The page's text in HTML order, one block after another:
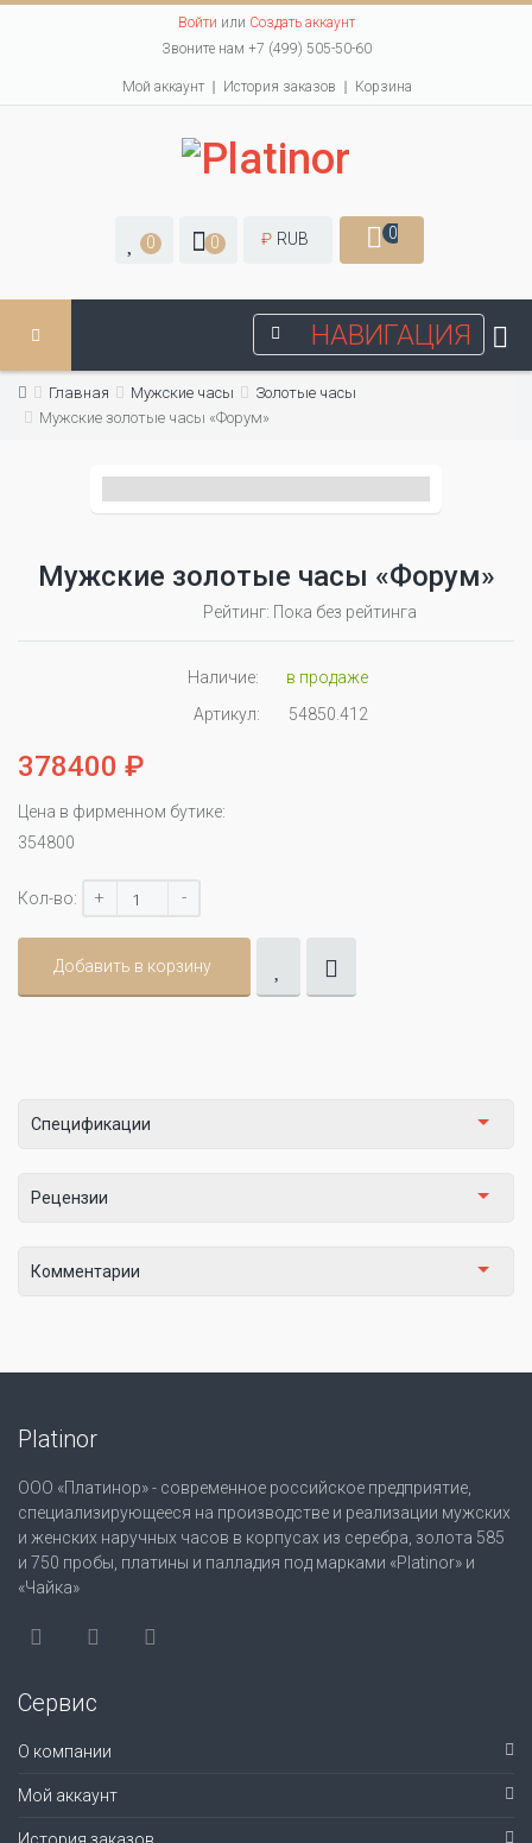
Войти или Создать аккаунт
Звоните нам +7 (499) 505-50-60
Мой аккаунт История заказов Корзина
0 0 ₽ RUB 0
НАВИГАЦИЯ
Главная Мужские часы
Золотые часы
Мужские золотые часы «Форум»
Мужские золотые часы «Форум»
Рейтинг: Пока без рейтинга
Наличие:
в продаже
Артикул:
54850.412
378400 ₽
Цена в фирменном бутике:
354800
Кол-во: + -
Добавить в корзину
Спецификации
Рецензии
Комментарии
Platinor
ООО «Платинор» - современное российское предприятие,
специализирующееся на производстве и реализации мужских
и женских наручных часов в корпусах из серебра, золота 585
и 750 пробы, платины и палладия под марками «Platinor» и
«Чайка»
Сервис
О компании
Мой аккаунт